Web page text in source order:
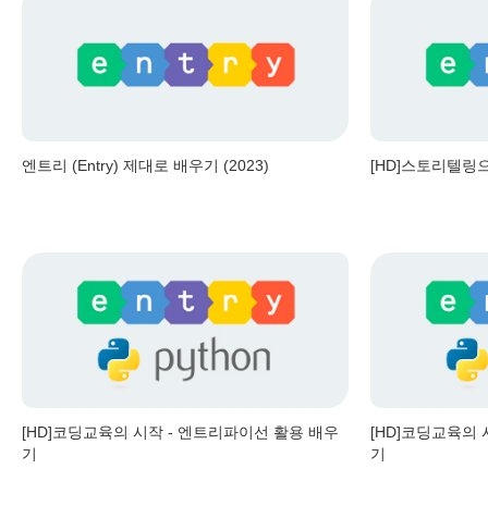
엔트리 (Entry) 제대로 배우기 (2023) [HD]스토리텔링
[HD]코딩교육의 시작 - 엔트리파이선 활용 배우
기
[HD]코딩교육의
기